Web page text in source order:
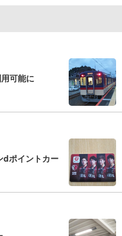
可能に
dポイントカー